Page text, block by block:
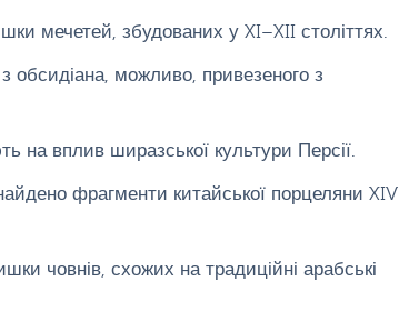
мечетей, збудованих у XI–XII століттях.
обсидіана, можливо, привезеного з
на вплив ширазської культури Персії.
фрагменти китайської порцеляни XIV
човнів, схожих на традиційні арабські